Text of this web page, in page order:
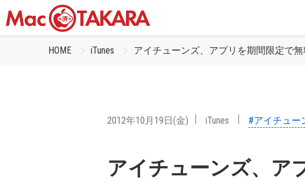
HOME iTunes アイチューンズ、アプリを期間限定で
2012年10月19日(金) iTunes #アイチュー
アイチューンズ、ア